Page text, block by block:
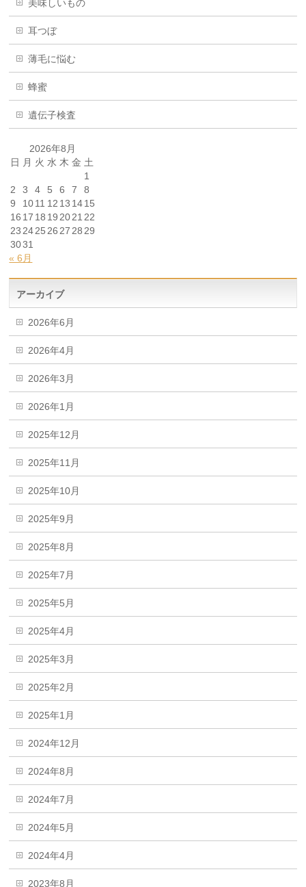
美味しいもの
耳つぼ
薄毛に悩む
蜂蜜
遺伝子検査
2026年8月
日 月 火 水 木 金 土
1
2
3 4 5 6 7
8
9
1011 12 13 1415
16 17 18 19 2021 22
23 2425 26 27 28 29
3031
« 6月
アーカイブ
2026年6月
2026年4月
2026年3月
2026年1月
2025年12月
2025年11月
2025年10月
2025年9月
2025年8月
2025年7月
2025年5月
2025年4月
2025年3月
2025年2月
2025年1月
2024年12月
2024年8月
2024年7月
2024年5月
2024年4月
2023年8月